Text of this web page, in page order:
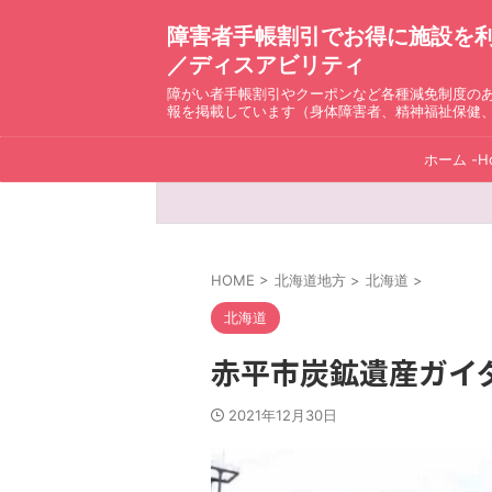
障害者手帳割引でお得に施設を
／ディスアビリティ
障がい者手帳割引やクーポンなど各種減免制度の
報を掲載しています（身体障害者、精神福祉保健
ホーム -
HOME > 北海道地方 > 北海道 >
北海道
赤平市炭鉱遺産ガイ
2021年12月30日